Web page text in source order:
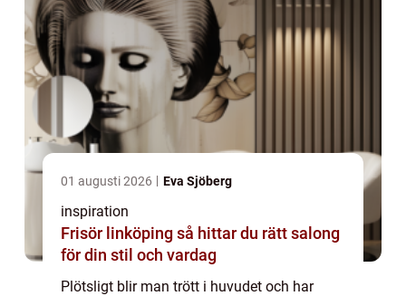
01 augusti 2026 Eva Sjöberg
inspiration
Frisör linköping så hittar du rätt salong
för din stil och vardag
Plötsligt blir man trött i huvudet och har